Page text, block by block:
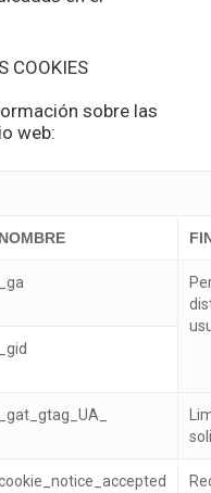
COOKIES
sobre las
web:
NOMBRE
_ga
_gid
_gat_gtag_UA_